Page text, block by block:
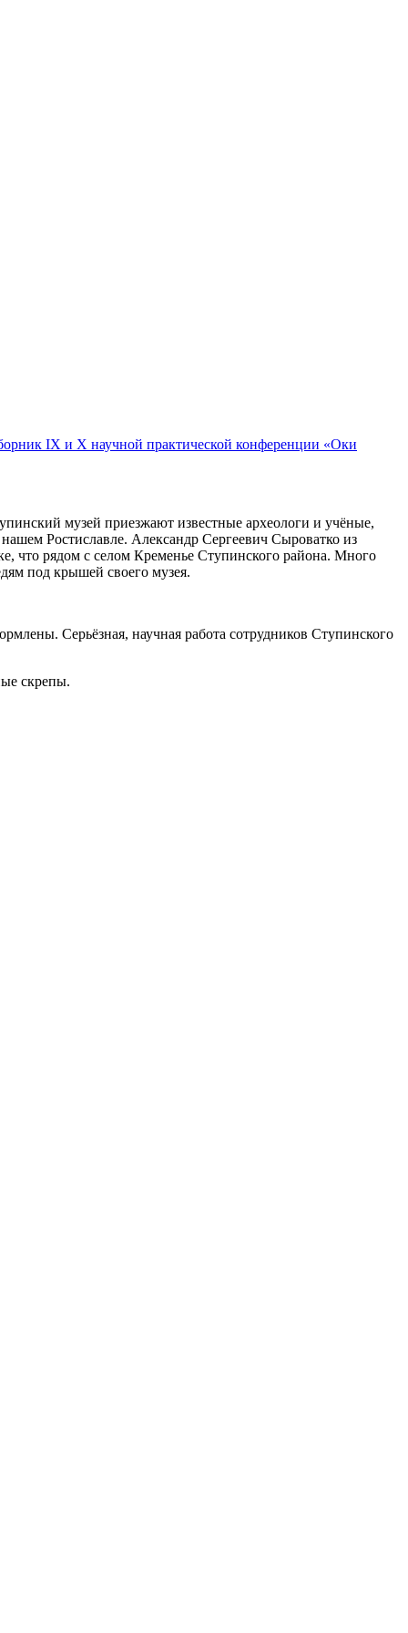
IX и X научной практической конференции «Оки
музей приезжают известные археологи и учёные,
Ростиславле. Александр Сергеевич Сыроватко из
что рядом с селом Кременье Ступинского района. Много
под крышей своего музея.
Серьёзная, научная работа сотрудников Ступинского
скрепы.